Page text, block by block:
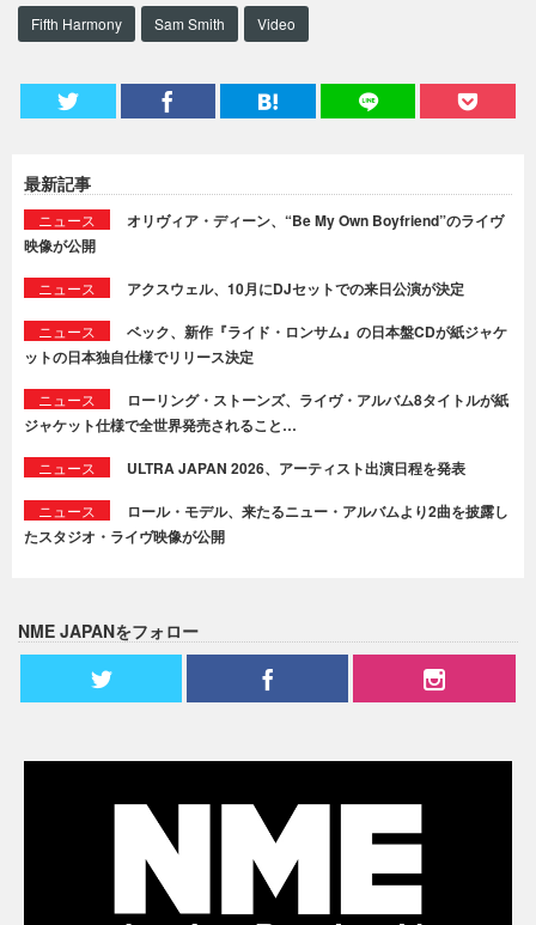
Fifth Harmony Sam Smith Video
最新記事
ニュース
オリヴィア・ディーン、“Be My Own Boyfriend”のライヴ
映像が公開
ニュース アクスウェル、10月にDJセットでの来日公演が決定
ニュース
ベック、新作『ライド・ロンサム』の日本盤CDが紙ジャケ
ットの日本独自仕様でリリース決定
ニュース
ローリング・ストーンズ、ライヴ・アルバム8タイトルが紙
ジャケット仕様で全世界発売されること…
ニュース ULTRA JAPAN 2026、アーティスト出演日程を発表
ニュース
ロール・モデル、来たるニュー・アルバムより2曲を披露し
たスタジオ・ライヴ映像が公開
NME JAPANをフォロー